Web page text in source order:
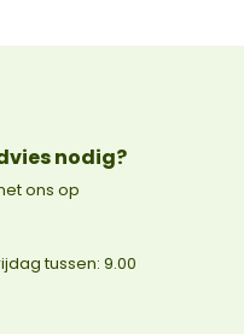
nodig?
ons op
tussen: 9.00